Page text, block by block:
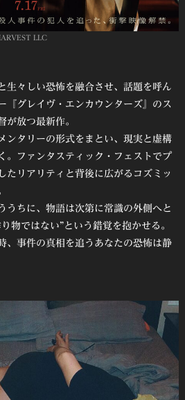
LLC
生々しい恐怖を融合させ、話題を呼ん
『グレイヴ・エンカウンターズ』のス
が放つ最新作。
ンタリーの形式をまとい、現実と虚構
。ファンタスティック・フェストでプ
たリアリティと背後に広がるコズミッ
うちに、物語は次第に常識の外側へと
物ではない”という錯覚を抱かせる。
、事件の真相を追うあなたの恐怖は静